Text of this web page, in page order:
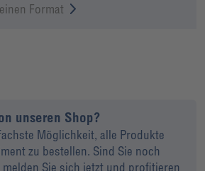
Format
unseren Shop?
Möglichkeit, alle Produkte
zu bestellen. Sind Sie noch
melden Sie sich jetzt und profitieren